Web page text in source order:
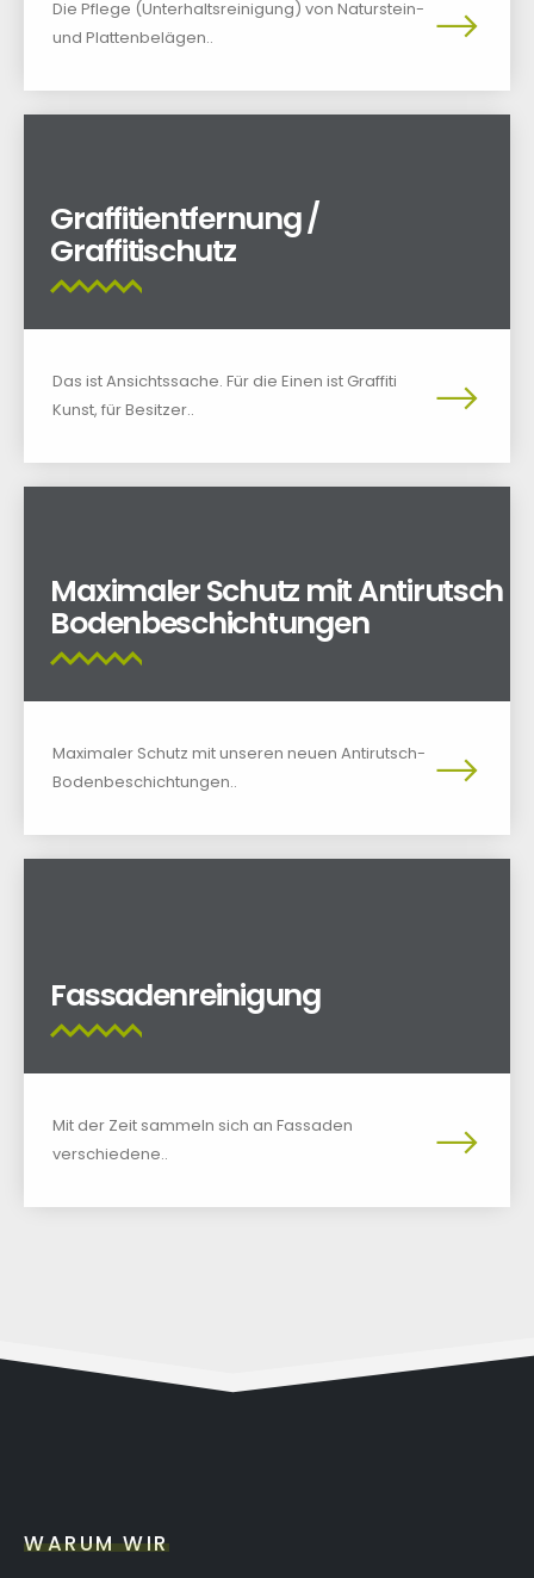
Die Pflege (Unterhaltsreinigung) von Naturstein-
und Plattenbelägen..
Graffitientfernung /
Graffitischutz
Das ist Ansichtssache. Für die Einen ist Graffiti
Kunst, für Besitzer..
Maximaler Schutz mit Antirutsch
Bodenbeschichtungen
Maximaler Schutz mit unseren neuen Antirutsch-
Bodenbeschichtungen..
Fassadenreinigung
Mit der Zeit sammeln sich an Fassaden
verschiedene..
WARUM WIR